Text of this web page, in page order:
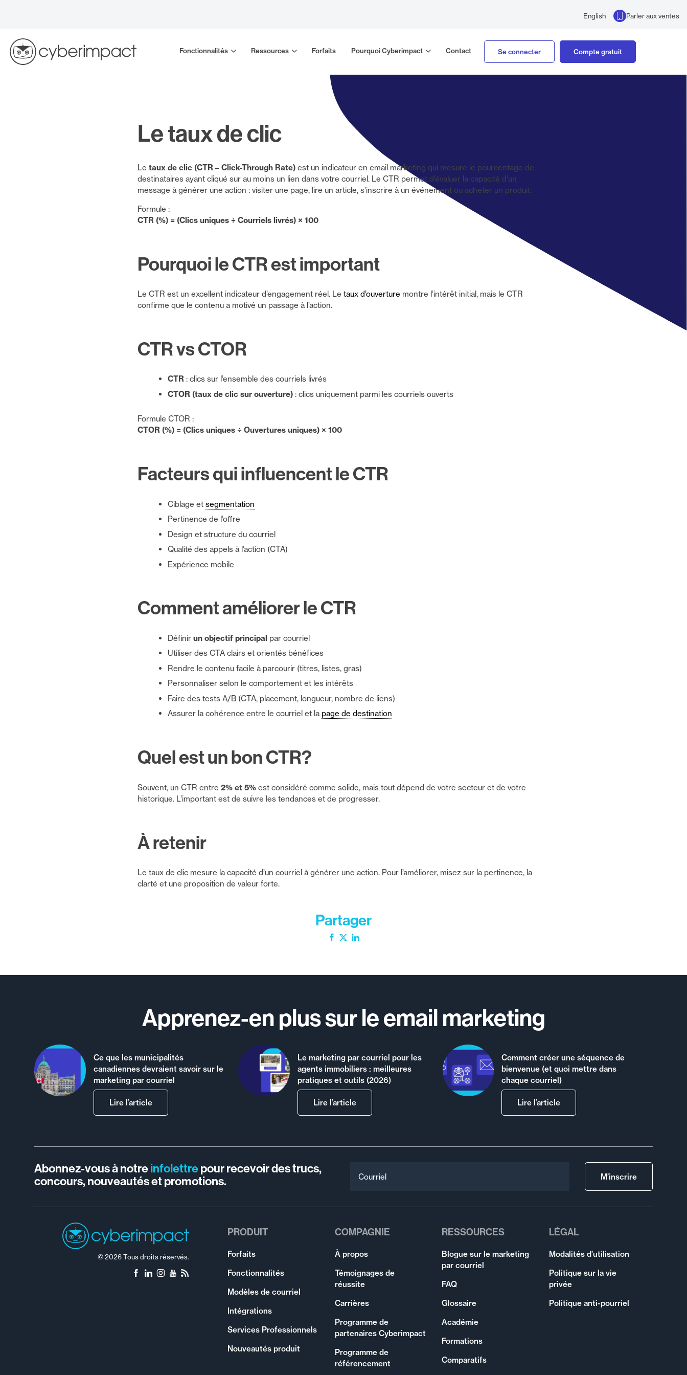
English Parler aux ventes
Fonctionnalités Ressources Forfaits Pourquoi Cyberimpact Contact Se connecter Compte gratuit
Le taux de clic
Le taux de clic (CTR – Click-Through Rate)est un indicateur en email marketing qui mesure le pourcentage de
destinataires ayant cliqué sur au moins un lien dans votre courriel. Le CTR permet d’évaluer la capacité d’un
message à générer une action : visiter une page, lire un article, s’inscrire à un événement ou acheter un produit.
Formule :
CTR (%) = (Clics uniques ÷ Courriels livrés) × 100
Pourquoi le CTR est important
Le CTR est un excellent indicateur d’engagement réel. Le taux d’ouverture montre l’intérêt initial, mais le CTR
confirme que le contenu a motivé un passage à l’action.
CTR vs CTOR
CTR : clics sur l’ensemble des courriels livrés
CTOR (taux de clic sur ouverture): clics uniquement parmi les courriels ouverts
Formule CTOR :
CTOR (%) = (Clics uniques ÷ Ouvertures uniques) × 100
Facteurs qui influencent le CTR
Ciblage et segmentation
Pertinence de l’offre
Design et structure du courriel
Qualité des appels à l’action (CTA)
Expérience mobile
Comment améliorer le CTR
Définir un objectif principalpar courriel
Utiliser des CTA clairs et orientés bénéfices
Rendre le contenu facile à parcourir (titres, listes, gras)
Personnaliser selon le comportement et les intérêts
Faire des tests A/B (CTA, placement, longueur, nombre de liens)
Assurer la cohérence entre le courriel et la page de destination
Quel est un bon CTR?
Souvent, un CTR entre 2% et 5%est considéré comme solide, mais tout dépend de votre secteur et de votre
historique. L’important est de suivre les tendances et de progresser.
À retenir
Le taux de clic mesure la capacité d’un courriel à générer une action. Pour l’améliorer, misez sur la pertinence, la
clarté et une proposition de valeur forte.
Partager
Facebook
Twitter
Apprenez-en plus sur le email marketing
Ce que les municipalités
canadiennes devraient savoir sur le
marketing par courriel
Lire l’article
Le marketing par courriel pour les
agents immobiliers : meilleures
pratiques et outils (2026)
Lire l’article
Comment créer une séquence de
bienvenue (et quoi mettre dans
chaque courriel)
Lire l’article
Abonnez-vous à notreinfolettrepour recevoir des trucs,
concours, nouveautés et promotions.
M’inscrire
© 2026 Tous droits réservés.
Facebook
LinkedInInstagram
YouTube
PRODUIT
Forfaits
Fonctionnalités
Modèles de courriel
Intégrations
Services Professionnels
Nouveautés produit
COMPAGNIE
À propos
Témoignages de
réussite
Carrières
Programme de
partenaires Cyberimpact
Programme de
référencement
RESSOURCES
Blogue sur le marketing
par courriel
FAQ
Glossaire
Académie
Formations
Comparatifs
LÉGAL
Modalités d’utilisation
Politique sur la vie
privée
Politique anti-pourriel